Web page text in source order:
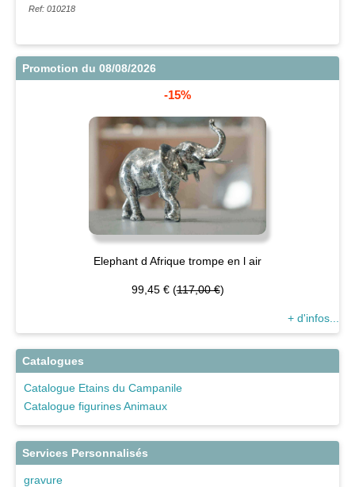
Ref: 010218
Promotion du 08/08/2026
-15%
Elephant d Afrique trompe en l air
99,45 € (117,00 €)
+ d'infos...
Catalogues
Catalogue Etains du Campanile
Catalogue figurines Animaux
Services Personnalisés
gravure